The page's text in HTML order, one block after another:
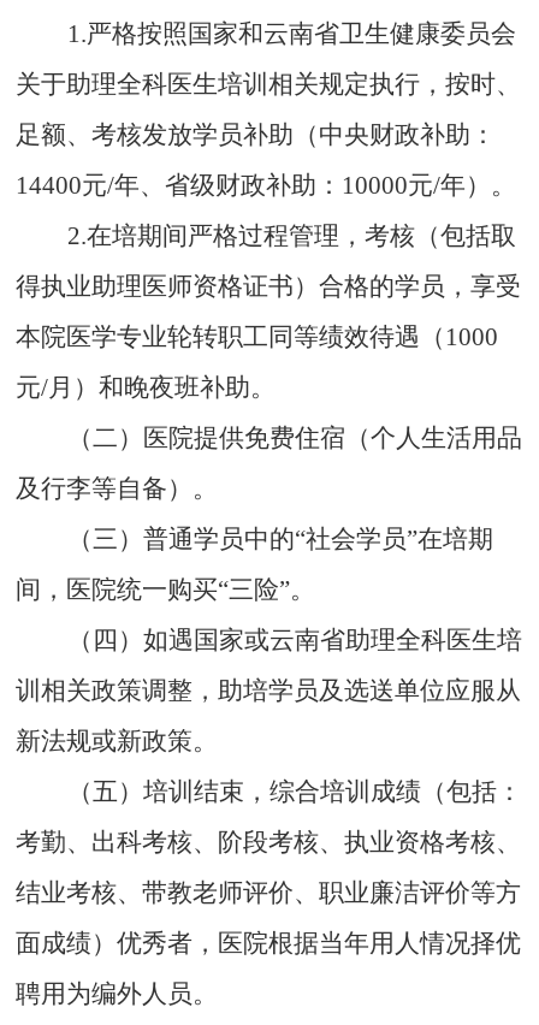
1.严格按照国家和云南省卫生健康委员会
关于助理全科医生培训相关规定执行，按时、
足额、考核发放学员补助（中央财政补助：
14400元/年、省级财政补助： 10000元/年）。
2.在培期间严格过程管理，考核（包括取
得执业助理医师资格证书）合格的学员，享受
本院医学专业轮转职工同等绩效待遇（ 1000
元/月）和晚夜班补助。
（二）医院提供免费住宿（个人生活用品
及行李等自备）。
（三）普通学员中的“社会学员”在培期
间，医院统一购买“三险”。
（四）如遇国家或云南省助理全科医生培
训相关政策调整，助培学员及选送单位应服从
新法规或新政策。
（五）培训结束，综合培训成绩（包括：
考勤、出科考核、阶段考核、执业资格考核、
结业考核、带教老师评价、职业廉洁评价等方
面成绩）优秀者，医院根据当年用人情况择优
聘用为编外人员。